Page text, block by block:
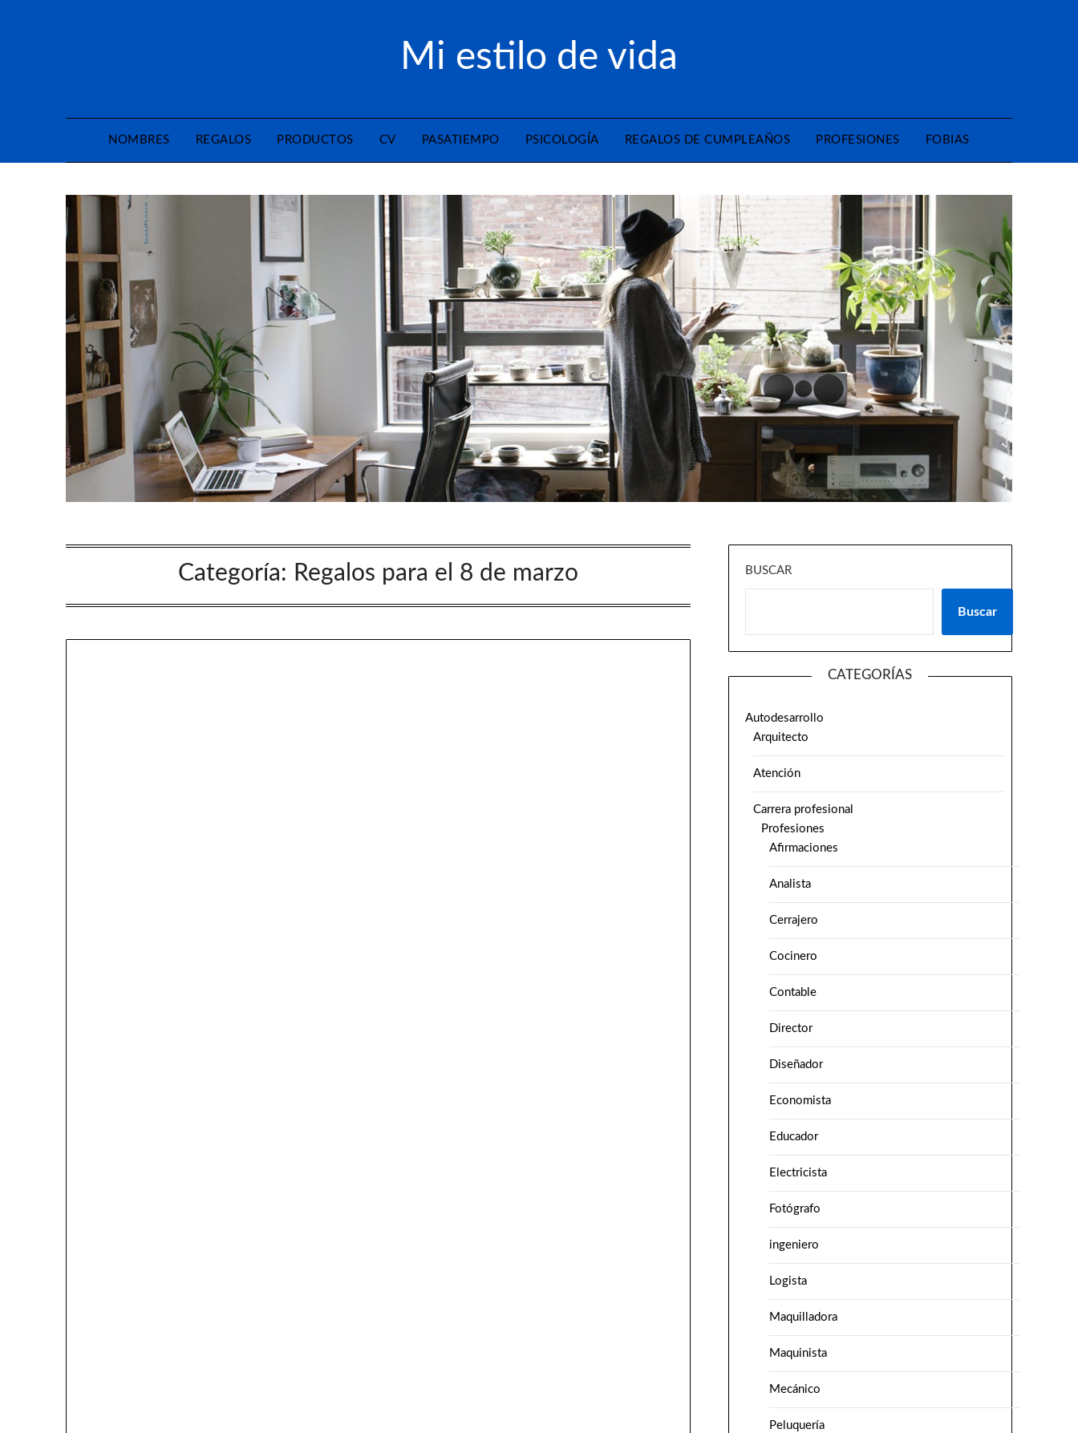
Mi estilo de vida
NOMBRES REGALOS PRODUCTOS CV PASATIEMPO PSICOLOGÍA REGALOS DE CUMPLEAÑOS PROFESIONES FOBIAS
Categoría: Regalos para el 8 de marzo BUSCAR
Buscar
CATEGORÍAS
Autodesarrollo
Arquitecto
Atención
Carrera profesional
Profesiones
Afirmaciones
Analista
Cerrajero
Cocinero
Contable
Director
Diseñador
Economista
Educador
Electricista
Fotógrafo
ingeniero
Logista
Maquilladora
Maquinista
Mecánico
Peluquería